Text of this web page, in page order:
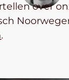
over
.